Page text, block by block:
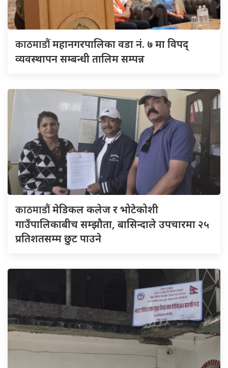
काठमाडौंमहानगरपालिका वडा नं. ७ मा विपद्
व्यवस्थापन सम्बन्धी तालिम सम्पन्न
काठमाडौंमेडिकल कलेज र भोटेकोशी
गाउँपालिकाबीच सम्झौता, बासिन्दाले उपचारमा २५
प्रतिशतसम्म छुट पाउने